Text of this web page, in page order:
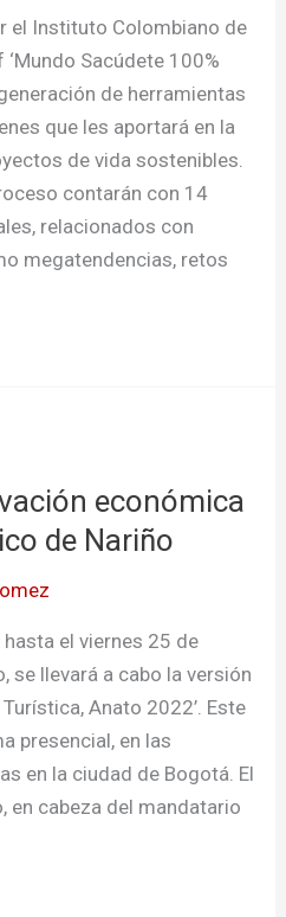
el Instituto Colombiano de
Sacúdete 100%
de herramientas
que les aportará en la
de vida sostenibles.
contarán con 14
relacionados con
megatendencias, retos
económica
de Nariño
el viernes 25 de
se llevará a cabo la versión
Anato 2022’. Este
presencial, en las
en la ciudad de Bogotá. El
en cabeza del mandatario